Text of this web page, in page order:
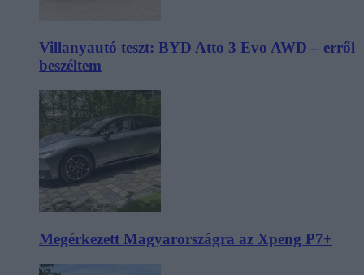
Villanyautó teszt: BYD Atto 3 Evo AWD – erről
beszéltem
Megérkezett Magyarországra az Xpeng P7+